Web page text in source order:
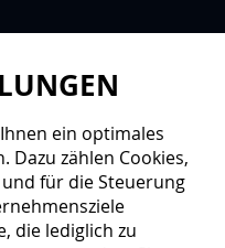
ein optimales
Dazu zählen Cookies,
für die Steuerung
die lediglich zu